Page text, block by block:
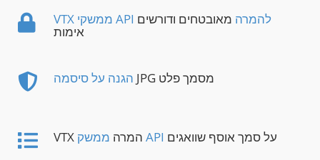
VTX ממשקי API להמרה מאובטחים ודורשים
אימות
הגנה על סיסמה JPG מסמך פלט
VTX המרה ממשק API על סמך אוסף שוואגים